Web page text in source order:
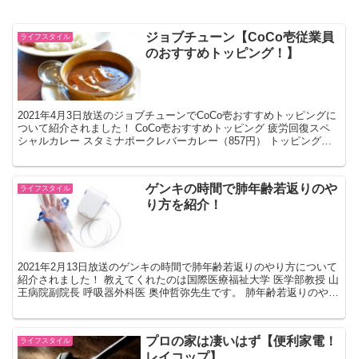
ライフスタイル
ジョブチューン【CoCo壱従業員
のおすすめトッピング！】
2021年4月3日放送のジョブチューンでCoCo壱おすすめトッピングに
ついて紹介されました！ CoCo壱おすすめトッピング 疲労回復スペ
シャルカレー スタミナポークレバーカレー（857円） トッピングに
ライフスタイル
ゲンキの時間で肺年齢若返りのや
り方を紹介！
2021年2月13日放送のゲンキの時間で肺年齢若返りのやり方について
紹介されました！ 教えてくれたのは国際医療福祉大学 医学部教授 山
王病院副院長 呼吸器外科医 奥仲哲弥先生です。 肺年齢若返りのやり
ライフスタイル
プロの家は凄いはず【便利家電！